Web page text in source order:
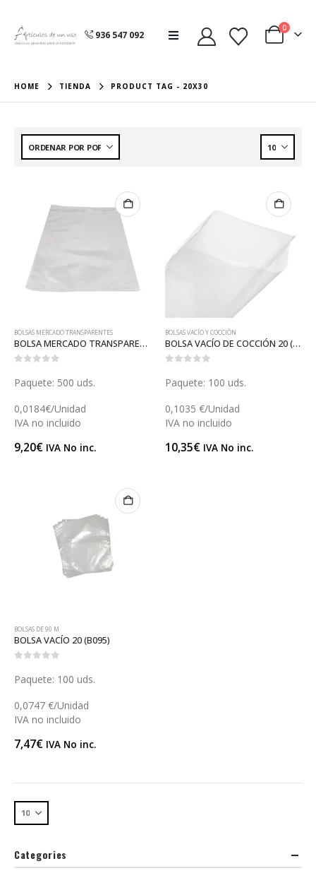
936 547 092
0
HOME TIENDA PRODUCT TAG - 20X30
BOLSAS MERCADO TRANSPARENTES
BOLSA MERCADO TRANSPARENTE 20 (B021-E)
Paquete: 500 uds.
0,0184€/Unidad
IVA no incluido
9,20€ IVA No inc.
BOLSAS VACÍO Y COCCIÓN
BOLSA VACÍO DE COCCIÓN 20 (B095C)
Paquete: 100 uds.
0,1035 €/Unidad
IVA no incluido
10,35€ IVA No inc.
BOLSAS DE 90 Μ
BOLSA VACÍO 20 (B095)
Paquete: 100 uds.
0,0747 €/Unidad
IVA no incluido
7,47€ IVA No inc.
Categories